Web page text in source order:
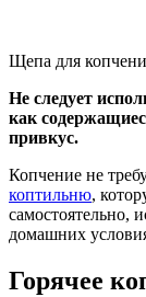
Щепа для
Не следует
как
привкус.
Копчение не
коптильню,
самостоятельно,
домашних
Горячее